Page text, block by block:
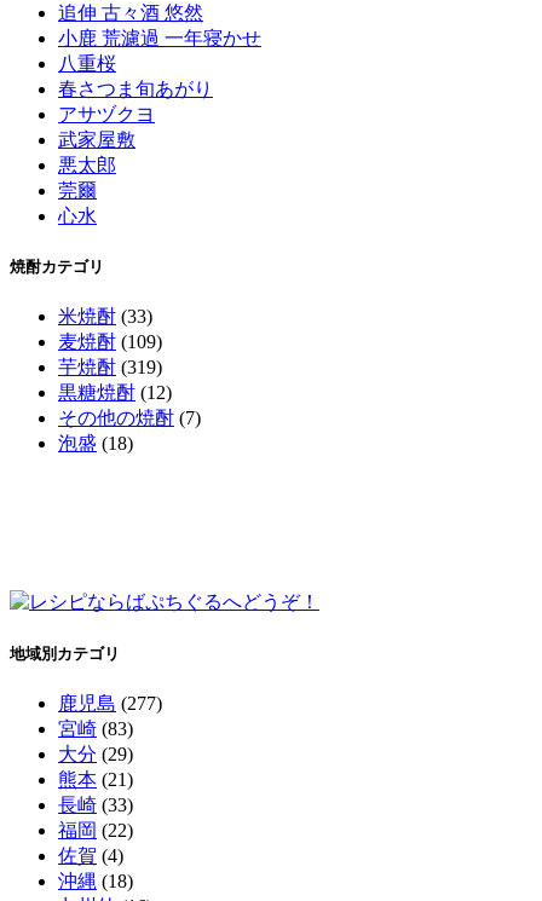
追伸 古々酒 悠然
小鹿 荒濾過 一年寝かせ
八重桜
春さつま旬あがり
アサヅクヨ
武家屋敷
悪太郎
莞爾
心水
焼酎カテゴリ
米焼酎 (33)
麦焼酎 (109)
芋焼酎 (319)
黒糖焼酎 (12)
その他の焼酎 (7)
泡盛 (18)
地域別カテゴリ
鹿児島 (277)
宮崎 (83)
大分 (29)
熊本 (21)
長崎 (33)
福岡 (22)
佐賀 (4)
沖縄 (18)